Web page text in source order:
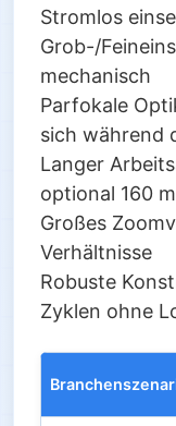
Stromlos
Grob-/
mechanisch
Parfokale
sich während
Langer
optional 160
Großes
Verhältnisse
Robuste
Zyklen ohne